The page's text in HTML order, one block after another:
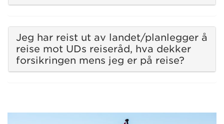
Jeg har reist ut av landet/planlegger å
reise mot UDs reiseråd, hva dekker
forsikringen mens jeg er på reise?